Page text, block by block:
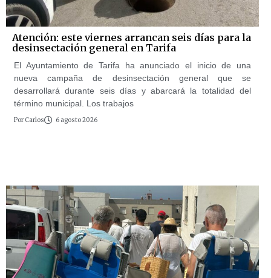
Atención: este viernes arrancan seis días para la
desinsectación general en Tarifa
El Ayuntamiento de Tarifa ha anunciado el inicio de una
nueva campaña de desinsectación general que se
desarrollará durante seis días y abarcará la totalidad del
término municipal. Los trabajos
Por Carlos 6 agosto 2026